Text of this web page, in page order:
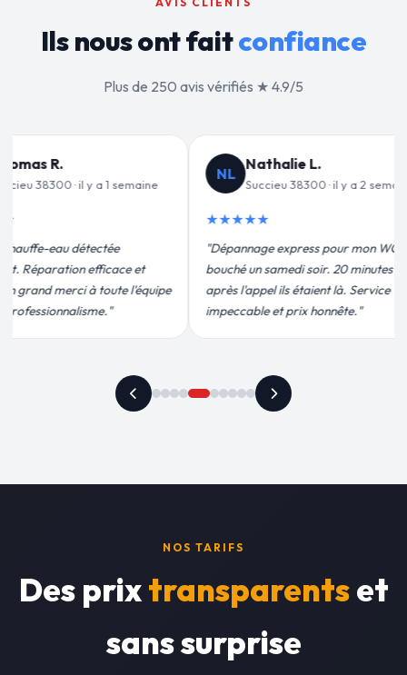
Ils nous ont faitconfiance
Plus de 250 avis vérifiés ★ 4.9/5
L.
· il y a 2 semaines
pour mon WC
soir. 20 minutes
là. Service
honnête."
Jean-François C.
Succieu 38300 · il y a 3 semaines
★★★★★
"Remplacement de mon chauffe-eau en
moins de 2h. Équipe très pro, devis
conforme, chantier propre. Je
recommande vivement."
NOS TARIFS
Des prixtransparentset
sans surprise